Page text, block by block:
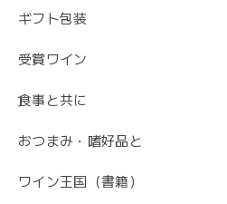
ギフト包装
受賞ワイン
食事と共に
おつまみ・嗜好品と
ワイン王国（書籍）